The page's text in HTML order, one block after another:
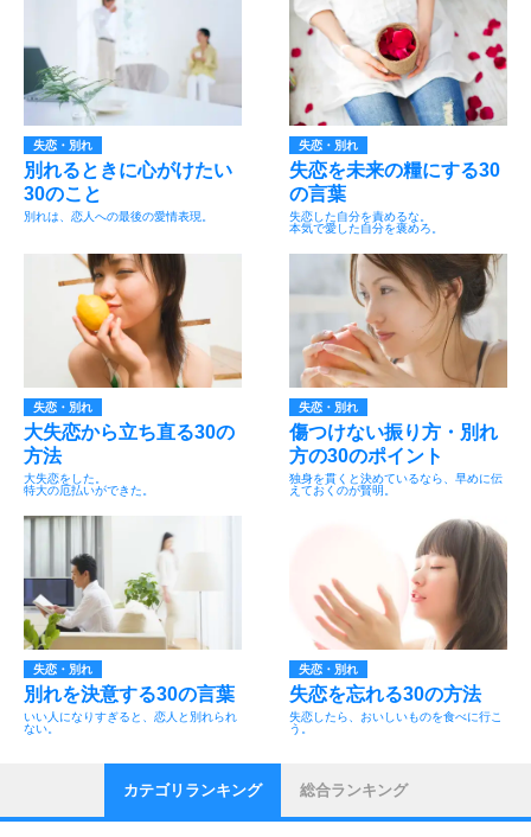
失恋・別れ
別れるときに心がけたい
30のこと
別れは、恋人への最後の愛情表現。
失恋・別れ
失恋を未来の糧にする30
の言葉
失恋した自分を責めるな。
本気で愛した自分を褒めろ。
失恋・別れ
大失恋から立ち直る30の
方法
大失恋をした。
特大の厄払いができた。
失恋・別れ
傷つけない振り方・別れ
方の30のポイント
独身を貫くと決めているなら、早めに伝
えておくのが賢明。
失恋・別れ
別れを決意する30の言葉
いい人になりすぎると、恋人と別れられ
ない。
失恋・別れ
失恋を忘れる30の方法
失恋したら、おいしいものを食べに行こ
う。
カテゴリランキング 総合ランキング